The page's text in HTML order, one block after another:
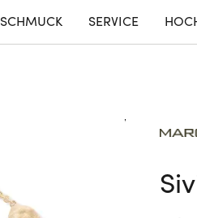
SCHMUCK SERVICE